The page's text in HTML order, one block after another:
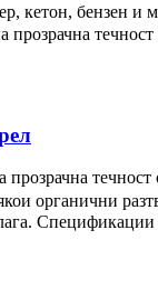
кетон, бензен и
течност
органични